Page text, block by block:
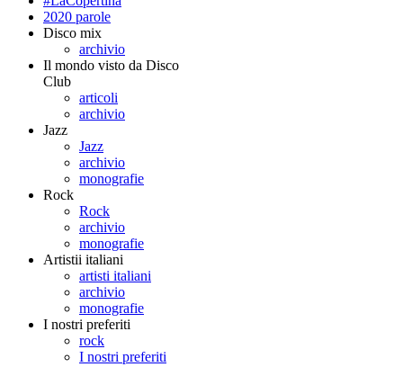
2020 parole
Disco mix
archivio
Il mondo visto da Disco
Club
articoli
archivio
Jazz
Jazz
archivio
monografie
Rock
Rock
archivio
monografie
Artistii italiani
artisti italiani
archivio
monografie
I nostri preferiti
rock
I nostri preferiti